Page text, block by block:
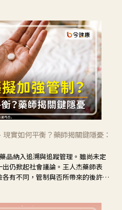
實如何平衡？藥師揭關鍵隱憂：
品納入追溯與追蹤管理。雖尚未定
仍掀起社會議論。王人杰藥師表
有不同，管制與否所帶來的後許影